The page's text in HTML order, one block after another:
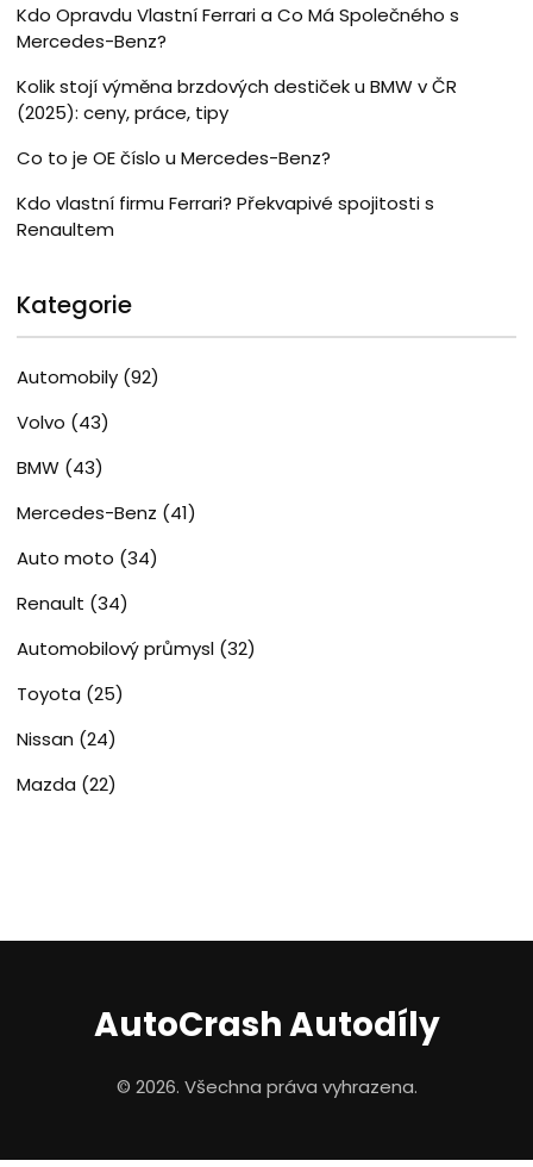
Kdo Opravdu Vlastní Ferrari a Co Má Společného s
Mercedes-Benz?
Kolik stojí výměna brzdových destiček u BMW v ČR
(2025): ceny, práce, tipy
Co to je OE číslo u Mercedes-Benz?
Kdo vlastní firmu Ferrari? Překvapivé spojitosti s
Renaultem
Kategorie
Automobily (92)
Volvo (43)
BMW (43)
Mercedes-Benz (41)
Auto moto (34)
Renault (34)
Automobilový průmysl (32)
Toyota (25)
Nissan (24)
Mazda (22)
AutoCrash Autodíly
© 2026. Všechna práva vyhrazena.